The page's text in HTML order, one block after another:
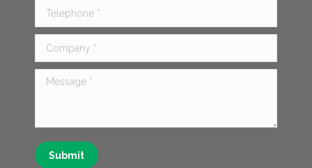
Telephone *
Company *
Message *
Submit